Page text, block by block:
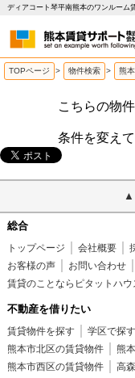
TOPページ > 物件検索 > 熊
こちらの物
条件を変え
総合
トップページ 会社概要
お客様の声
お問い合わせ
賃貸のことならピタットハウ
不動産を借りたい
賃貸物件を探す 学区で探す
熊本市北区の賃貸物件
熊
熊本市西区の賃貸物件
高